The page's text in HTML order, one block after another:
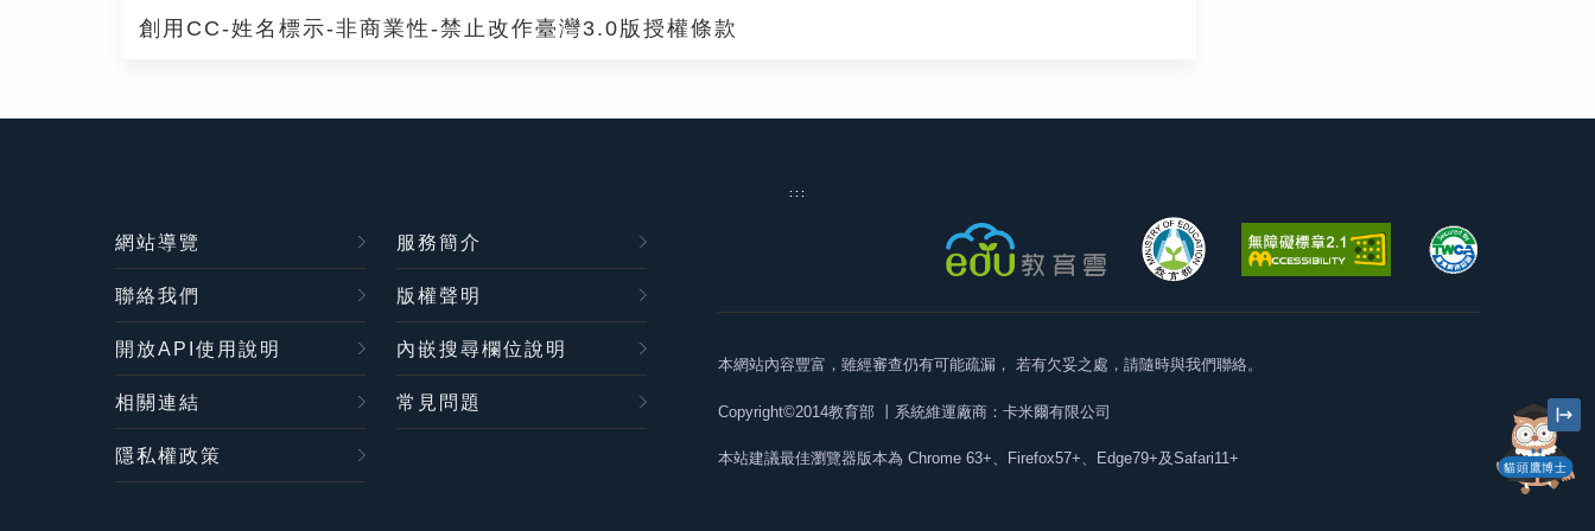
創用CC-姓名標示-非商業性-禁止改作臺灣3.0版授權條款
貓頭鷹博士
:::
網站導覽 服務簡介
聯絡我們 版權聲明
開放API使用說明 內嵌搜尋欄位說明
相關連結 常見問題
隱私權政策
本網站內容豐富，雖經審查仍有可能疏漏， 若有欠妥之處，請隨時與我們聯絡。
Copyright©2014教育部 丨系統維運廠商：卡米爾有限公司
本站建議最佳瀏覽器版本為 Chrome 63+、Firefox57+、Edge79+及Safari11+